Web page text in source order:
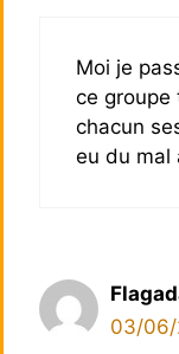
Moi je
ce groupe
chacun
eu du mal
03/06/